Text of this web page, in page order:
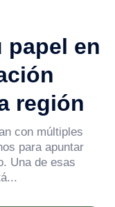
papel en
región
con múltiples
para apuntar
Una de esas